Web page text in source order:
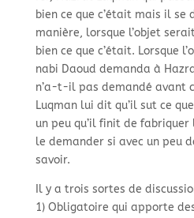
bien ce que c’était mais il se
manière, lorsque l’objet
bien ce que c’était. Lorsque
nabi Daoud demanda à
n’a-t-il pas demandé avant
Luqman lui dit qu’il sut ce
un peu qu’il finit de fabriquer
le demander si avec un peu
savoir.
Il y a trois sortes de
1) Obligatoire qui apporte